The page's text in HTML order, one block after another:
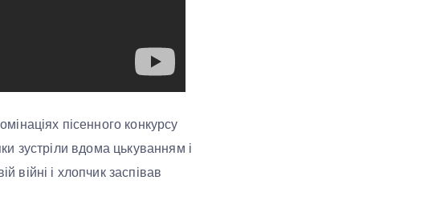
пісенного конкурсу
зустріли вдома цькуванням і
війні і хлопчик заспівав